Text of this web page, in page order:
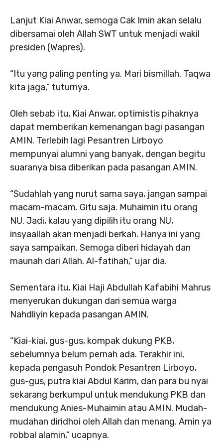
Lanjut Kiai Anwar, semoga Cak Imin akan selalu
dibersamai oleh Allah SWT untuk menjadi wakil
presiden (Wapres).
“Itu yang paling penting ya. Mari bismillah. Taqwa
kita jaga,” tuturnya.
Oleh sebab itu, Kiai Anwar, optimistis pihaknya
dapat memberikan kemenangan bagi pasangan
AMIN. Terlebih lagi Pesantren Lirboyo
mempunyai alumni yang banyak, dengan begitu
suaranya bisa diberikan pada pasangan AMIN.
“Sudahlah yang nurut sama saya, jangan sampai
macam-macam. Gitu saja. Muhaimin itu orang
NU. Jadi, kalau yang dipilih itu orang NU,
insyaallah akan menjadi berkah. Hanya ini yang
saya sampaikan. Semoga diberi hidayah dan
maunah dari Allah. Al-fatihah,” ujar dia.
Sementara itu, Kiai Haji Abdullah Kafabihi Mahrus
menyerukan dukungan dari semua warga
Nahdliyin kepada pasangan AMIN.
“Kiai-kiai, gus-gus, kompak dukung PKB,
sebelumnya belum pernah ada. Terakhir ini,
kepada pengasuh Pondok Pesantren Lirboyo,
gus-gus, putra kiai Abdul Karim, dan para bu nyai
sekarang berkumpul untuk mendukung PKB dan
mendukung Anies-Muhaimin atau AMIN. Mudah-
mudahan diridhoi oleh Allah dan menang. Amin ya
robbal alamin,” ucapnya.